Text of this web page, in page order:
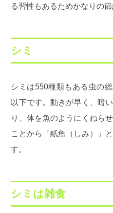
る習性もあるためかなりの節
シミ
シミは550種類もある虫の
以下です。動きが早く、暗
り、体を魚のようにくねら
ことから「紙魚（しみ）」
す。
シミは雑食